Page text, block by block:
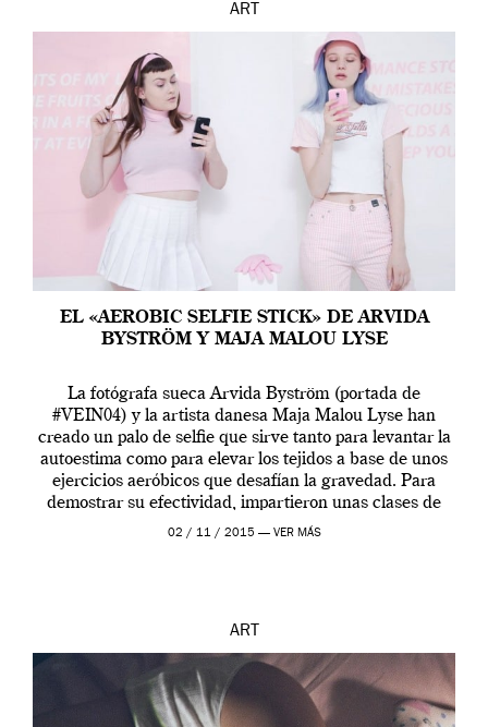
ART
EL «AEROBIC SELFIE STICK» DE ARVIDA
BYSTRÖM Y MAJA MALOU LYSE
La fotógrafa sueca Arvida Byström (portada de
#VEIN04) y la artista danesa Maja Malou Lyse han
creado un palo de selfie que sirve tanto para levantar la
autoestima como para elevar los tejidos a base de unos
ejercicios aeróbicos que desafían la gravedad. Para
demostrar su efectividad, impartieron unas clases de
prueba en el Tate […]
02 / 11 / 2015 — VER MÁS
ART